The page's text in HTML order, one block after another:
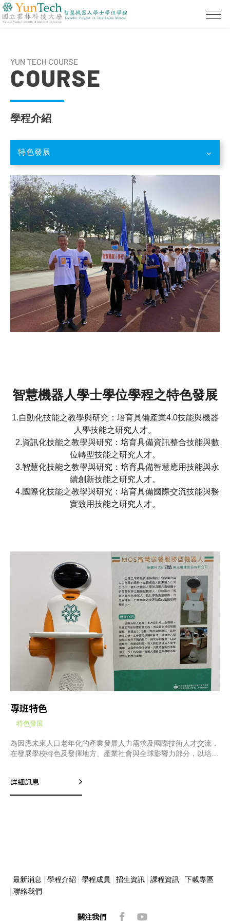
YUN TECH COURSE
COURSE
學程介紹
特色發展
智慧機器人學士學位學程之特色發展
1.自動化技能之教學與研究：培育具備產業4.0技能與機器
人學技能之研究人才。
2.資訊化技能之教學與研究：培育具備資訊整合技能與數
位轉型技能之研究人才。
3.智慧化技能之教學與研究：培育具備智慧應用技能與永
續創新技能之研究人才。
4.國際化技能之教學與研究：培育具備國際交流技能與務
實致用技能之研究人才。
專班特色
特色發展
為因應未來人口老年化的產業發展人力需求及國際技術人才交流，
在發展學校特色及發揮地方、產業社會與全球影響力部分，以培育
「機器人技優專班」。
詳細訊息
最新消息 學程介紹 學程成員 招生資訊 課程資訊
下載專區
聯絡我們
關注我們